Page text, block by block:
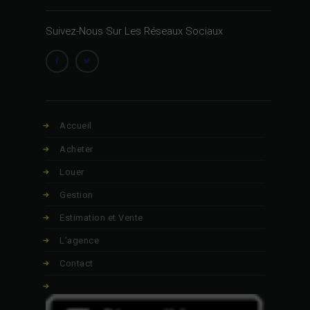
Suivez-Nous Sur Les Réseaux Sociaux
Accueil
Acheter
Louer
Gestion
Estimation et Vente
L’agence
Contact